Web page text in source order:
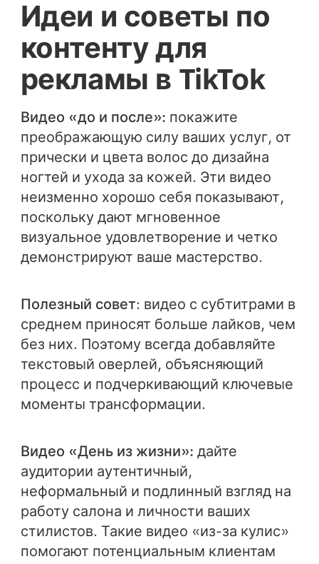
Идеи и советы по
контенту для
рекламы в TikTok
Видео «до и после»: покажите
преображающую силу ваших услуг, от
прически и цвета волос до дизайна
ногтей и ухода за кожей. Эти видео
неизменно хорошо себя показывают,
поскольку дают мгновенное
визуальное удовлетворение и четко
демонстрируют ваше мастерство.
Полезный совет: видео с субтитрами в
среднем приносят больше лайков, чем
без них. Поэтому всегда добавляйте
текстовый оверлей, объясняющий
процесс и подчеркивающий ключевые
моменты трансформации.
Видео «День из жизни»: дайте
аудитории аутентичный,
неформальный и подлинный взгляд на
работу салона и личности ваших
стилистов. Такие видео «из-за кулис»
помогают потенциальным клиентам